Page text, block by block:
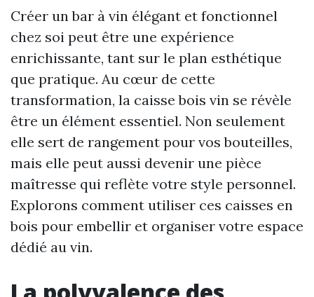
Créer un bar à vin élégant et fonctionnel
chez soi peut être une expérience
enrichissante, tant sur le plan esthétique
que pratique. Au cœur de cette
transformation, la caisse bois vin se révèle
être un élément essentiel. Non seulement
elle sert de rangement pour vos bouteilles,
mais elle peut aussi devenir une pièce
maîtresse qui reflète votre style personnel.
Explorons comment utiliser ces caisses en
bois pour embellir et organiser votre espace
dédié au vin.